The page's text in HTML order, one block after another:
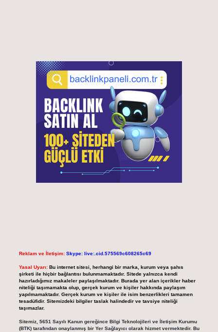
Reklam ve İletişim: Skype: live:.cid.575569c608265c69
Yasal Uyarı: Bu internet sitesi, herhangi bir marka, kurum veya şahıs
şirketi ile hiçbir bağlantısı bulunmamaktadır. Sitede yalnızca kendi
hazırladığımız makaleler paylaşılmaktadır. Burada yer alan içerikler haber
niteliği taşımamakta olup, gerçek kurum ve kişiler hakkında paylaşım
yapılmamaktadır. Gerçek kurum ve kişiler ile isim benzerlikleri tamamen
tesadüfidir. Sitemizdeki bilgiler taslak halindedir ve tavsiye niteliği
taşımazlar.
Sitemiz, 5651 Sayılı Kanun gereğince Bilgi Teknolojileri ve İletişim Kurumu
(BTK) tarafından onaylanmış bir Yer Sağlayıcı olarak hizmet vermektedir. Bu